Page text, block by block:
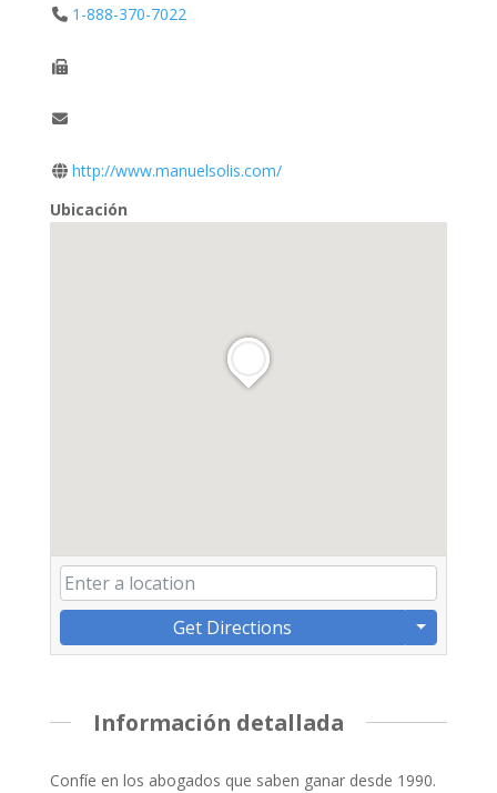
1-888-370-7022
http://www.manuelsolis.com/
Ubicación
Get Directions
Información detallada
Confíe en los abogados que saben ganar desde 1990.